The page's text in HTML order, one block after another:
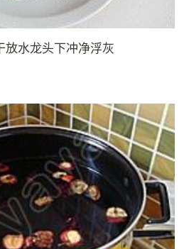
放水龙头下冲净浮灰